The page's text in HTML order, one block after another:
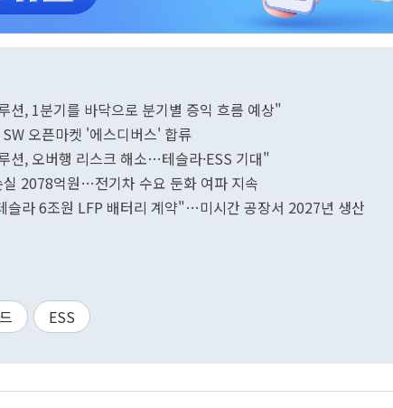
션, 1분기를 바닥으로 분기별 증익 흐름 예상"
오픈마켓 '에스디버스' 합류
션, 오버행 리스크 해소…테슬라·ESS 기대"
2078억원…전기차 수요 둔화 여파 지속
슬라 6조원 LFP 배터리 계약"…미시간 공장서 2027년 생산
ESS